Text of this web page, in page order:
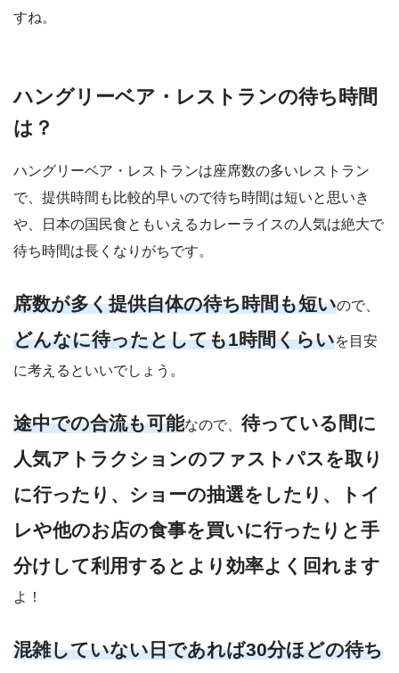
すね。
ハングリーベア・レストランの待ち時間
は？
ハングリーベア・レストランは座席数の多いレストラン
で、提供時間も比較的早いので待ち時間は短いと思いき
や、日本の国民食ともいえるカレーライスの人気は絶大で
待ち時間は長くなりがちです。
席数が多く提供自体の待ち時間も短いので、
どんなに待ったとしても1時間くらいを目安
に考えるといいでしょう。
途中での合流も可能なので、 待っている間に
人気アトラクションのファストパスを取り
に行ったり、ショーの抽選をしたり、トイ
レや他のお店の食事を買いに行ったりと手
分けして利用するとより効率よく回れます
よ！
混雑していない日であれば30分ほどの待ち